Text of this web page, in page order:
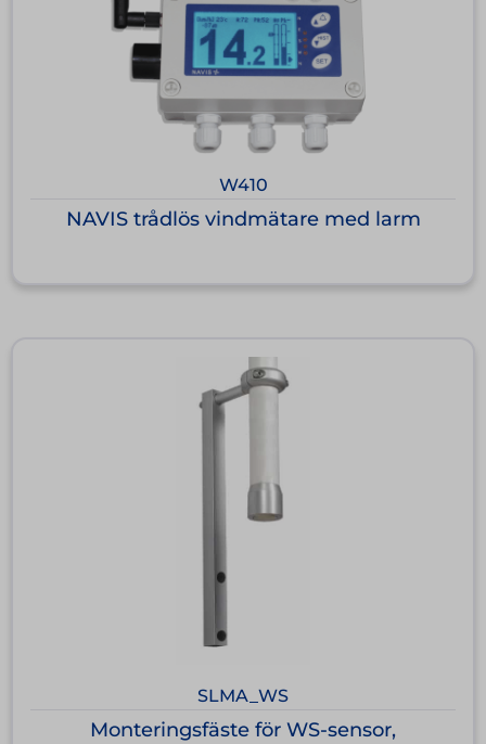
W410
NAVIS trådlös vindmätare med larm
SLMA_WS
Monteringsfäste för WS-sensor,